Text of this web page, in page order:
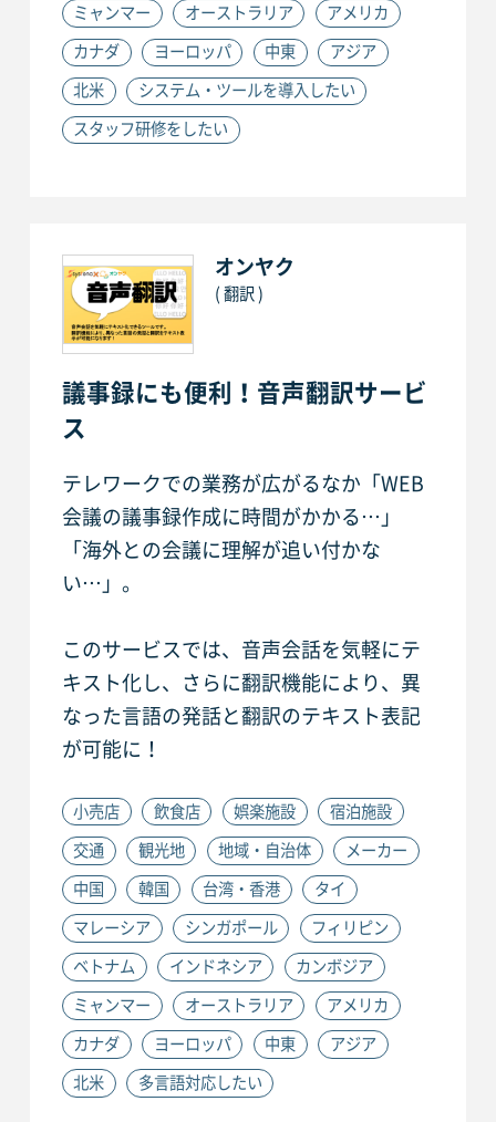
ミャンマー オーストラリア アメリカ
カナダ ヨーロッパ 中東 アジア
北米 システム・ツールを導入したい
スタッフ研修をしたい
オンヤク
( 翻訳 )
議事録にも便利！音声翻訳サービ
ス
テレワークでの業務が広がるなか「WEB
会議の議事録作成に時間がかかる…」
「海外との会議に理解が追い付かな
い…」。
このサービスでは、音声会話を気軽にテ
キスト化し、さらに翻訳機能により、異
なった言語の発話と翻訳のテキスト表記
が可能に！
小売店 飲食店 娯楽施設 宿泊施設
交通 観光地 地域・自治体 メーカー
中国 韓国 台湾・香港 タイ
マレーシア シンガポール フィリピン
ベトナム インドネシア カンボジア
ミャンマー オーストラリア アメリカ
カナダ ヨーロッパ 中東 アジア
北米 多言語対応したい